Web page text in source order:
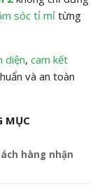
sóc tỉ mỉ từng
diện, cam kết
và an toàn
MỤC
hàng nhận